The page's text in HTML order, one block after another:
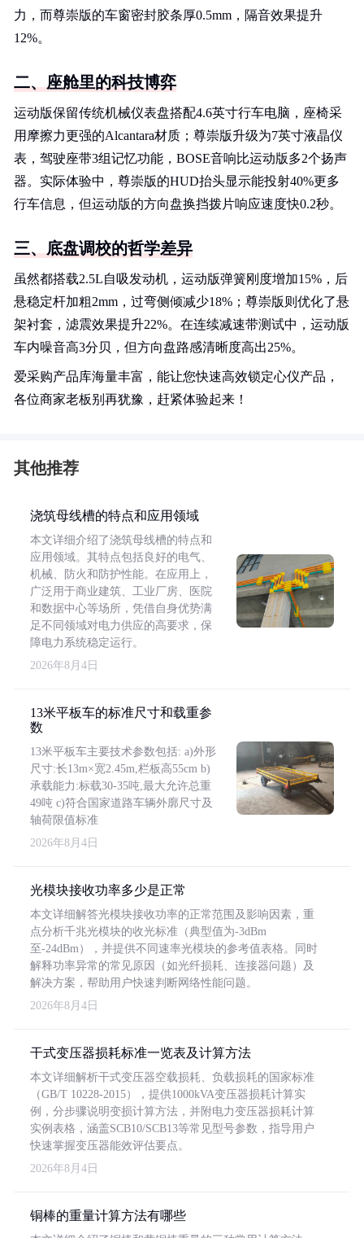
力，而尊崇版的车窗密封胶条厚0.5mm，隔音效果提升
12%。
二、座舱里的科技博弈
运动版保留传统机械仪表盘搭配4.6英寸行车电脑，座椅采
用摩擦力更强的Alcantara材质；尊崇版升级为7英寸液晶仪
表，驾驶座带3组记忆功能，BOSE音响比运动版多2个扬声
器。实际体验中，尊崇版的HUD抬头显示能投射40%更多
行车信息，但运动版的方向盘换挡拨片响应速度快0.2秒。
三、底盘调校的哲学差异
虽然都搭载2.5L自吸发动机，运动版弹簧刚度增加15%，后
悬稳定杆加粗2mm，过弯侧倾减少18%；尊崇版则优化了悬
架衬套，滤震效果提升22%。在连续减速带测试中，运动版
车内噪音高3分贝，但方向盘路感清晰度高出25%。
爱采购产品库海量丰富，能让您快速高效锁定心仪产品，
各位商家老板别再犹豫，赶紧体验起来！
其他推荐
浇筑母线槽的特点和应用领域
本文详细介绍了浇筑母线槽的特点和
应用领域。其特点包括良好的电气、
机械、防火和防护性能。在应用上，
广泛用于商业建筑、工业厂房、医院
和数据中心等场所，凭借自身优势满
足不同领域对电力供应的高要求，保
障电力系统稳定运行。
2026年8月4日
13米平板车的标准尺寸和载重参
数
13米平板车主要技术参数包括: a)外形
尺寸:长13m×宽2.45m,栏板高55cm b)
承载能力:标载30-35吨,最大允许总重
49吨 c)符合国家道路车辆外廓尺寸及
轴荷限值标准
2026年8月4日
光模块接收功率多少是正常
本文详细解答光模块接收功率的正常范围及影响因素，重
点分析千兆光模块的收光标准（典型值为-3dBm
至-24dBm），并提供不同速率光模块的参考值表格。同时
解释功率异常的常见原因（如光纤损耗、连接器问题）及
解决方案，帮助用户快速判断网络性能问题。
2026年8月4日
干式变压器损耗标准一览表及计算方法
本文详细解析干式变压器空载损耗、负载损耗的国家标准
（GB/T 10228-2015），提供1000kVA变压器损耗计算实
例，分步骤说明变损计算方法，并附电力变压器损耗计算
实例表格，涵盖SCB10/SCB13等常见型号参数，指导用户
快速掌握变压器能效评估要点。
2026年8月4日
铜棒的重量计算方法有哪些